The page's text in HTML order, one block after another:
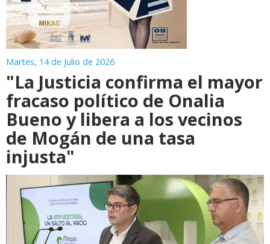
Martes, 14 de Julio de 2026
"La Justicia confirma el mayor
fracaso político de Onalia
Bueno y libera a los vecinos
de Mogán de una tasa
injusta"